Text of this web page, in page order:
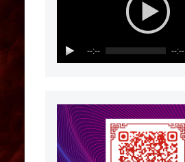
--:-- --:--